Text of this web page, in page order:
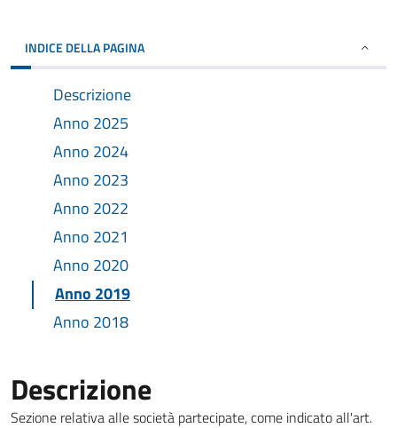
INDICE DELLA PAGINA
Descrizione
Anno 2025
Anno 2024
Anno 2023
Anno 2022
Anno 2021
Anno 2020
Anno 2019
Anno 2018
Descrizione
Sezione relativa alle società partecipate, come indicato all'art.